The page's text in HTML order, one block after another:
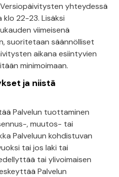
yhteydessä
22-23. Lisäksi
viimeisenä
suoritetaan säännölliset
aikana esiintyvien
minimoimaan.
ja niistä
Palvelun tuottaminen
, muutos- tai
Palveluun kohdistuvan
tai jos laki tai
tai ylivoimaisen
Palvelun